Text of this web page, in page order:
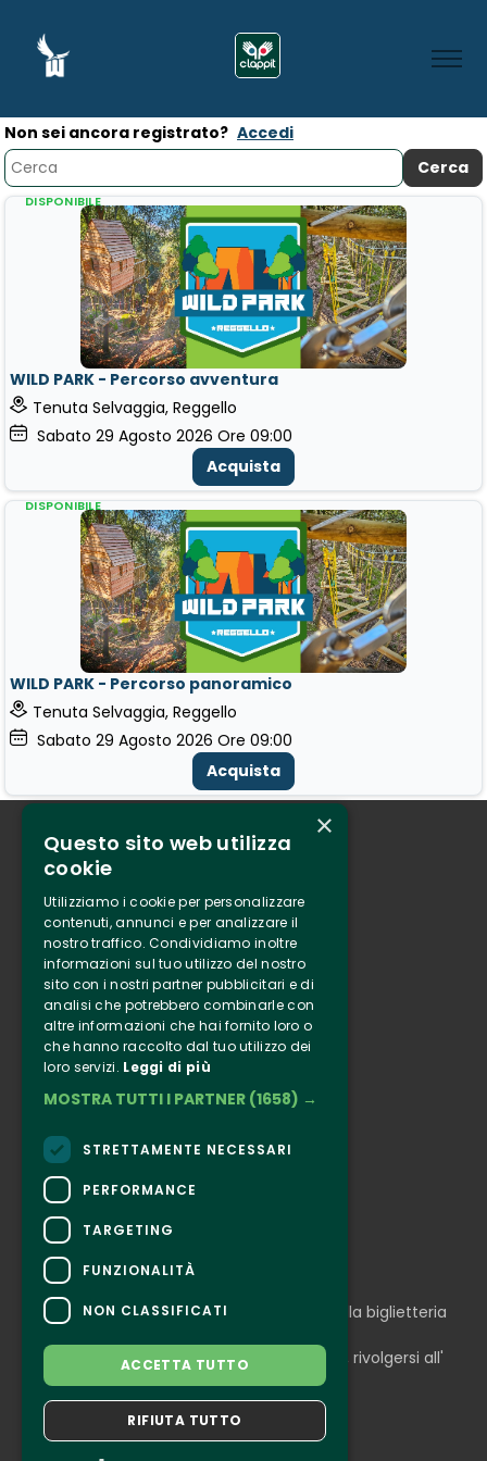
Non sei ancora registrato? Accedi
WILD PARK - Percorso avventura
Tenuta Selvaggia, Reggello
Sabato 29 Agosto 2026 Ore 09:00
DISPONIBILE
Acquista
WILD PARK - Percorso panoramico
Tenuta Selvaggia, Reggello
Sabato 29 Agosto 2026 Ore 09:00
DISPONIBILE
Acquista
Chi siamo
Tenuta Selvaggia
Contatti
Biglietteria
Clappit
Informazione
Seguici
Facebook
Connect
CONTATTI
Per informazioni e supporto all'acquisto della biglietteria
Per informazioni sul programma e l'evento, rivolgersi all'
organizzatore.
Dichiarazione di accessibilità
×
Questo sito web utilizza
cookie
Utilizziamo i cookie per personalizzare
contenuti, annunci e per analizzare il
nostro traffico. Condividiamo inoltre
informazioni sul tuo utilizzo del nostro
sito con i nostri partner pubblicitari e di
analisi che potrebbero combinarle con
altre informazioni che hai fornito loro o
che hanno raccolto dal tuo utilizzo dei
loro servizi. Leggi di più
MOSTRA TUTTI I PARTNER (1658) →
STRETTAMENTE NECESSARI
PERFORMANCE
TARGETING
FUNZIONALITÀ
NON CLASSIFICATI
ACCETTA TUTTO
RIFIUTA TUTTO